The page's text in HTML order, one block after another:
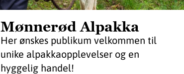
Mønnerød Alpakka
Her ønskes publikum velkommen til
unike alpakkaopplevelser og en
hyggelig handel!